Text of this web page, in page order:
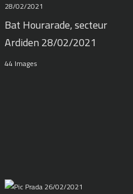
Bat Hourarade, secteur
Ardiden 28/02/2021
44 Images